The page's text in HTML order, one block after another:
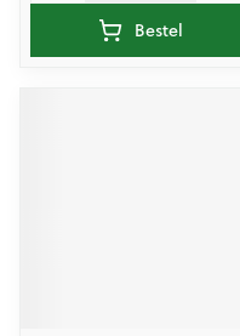
Bestel